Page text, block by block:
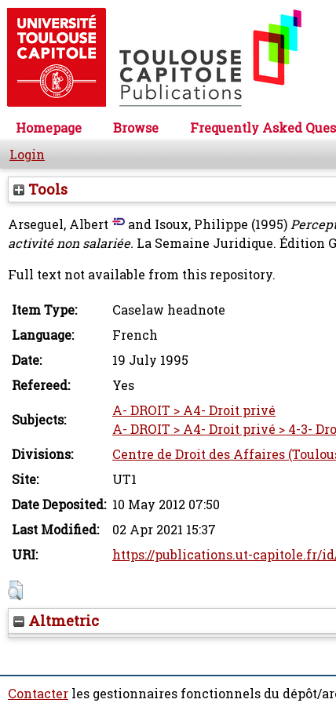
Homepage Browse Frequently Asked
Login
Tools
Arseguel, Albert and Isoux, Philippe (1995)
activité non salariée. La Semaine Juridique. Édition
Full text not available from this repository.
Item Type:
Caselaw headnote
Language:
French
Date:
19 July 1995
Refereed:
Yes
Subjects:
A- DROIT > A4- Droit privé
A- DROIT > A4- Droit privé > 4-3-
Divisions:
Centre de Droit des Affaires
Site:
UT1
Date Deposited: 10 May 2012 07:50
Last Modified:
02 Apr 2021 15:37
URI:
https://publications.ut-capitole.fr/
Altmetric
Contacter les gestionnaires fonctionnels du dépôt/